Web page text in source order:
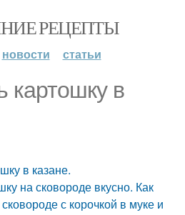
РЕЦЕПТЫ
новости статьи
картошку в
в казане.
на сковороде вкусно. Как
с корочкой в муке и